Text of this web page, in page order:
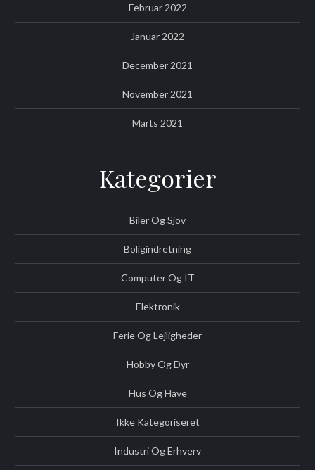
Februar 2022
Januar 2022
December 2021
November 2021
Marts 2021
Kategorier
Biler Og Sjov
Boligindretning
Computer Og IT
Elektronik
Ferie Og Lejligheder
Hobby Og Dyr
Hus Og Have
Ikke Kategoriseret
Industri Og Erhverv